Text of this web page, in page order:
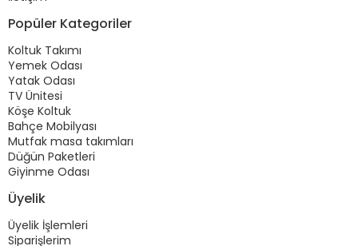
Popüler Kategoriler
Koltuk Takımı
Yemek Odası
Yatak Odası
TV Ünitesi
Köşe Koltuk
Bahçe Mobilyası
Mutfak masa takımları
Düğün Paketleri
Giyinme Odası
Üyelik
Üyelik İşlemleri
Siparişlerim